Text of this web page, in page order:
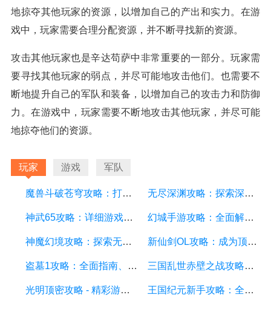
地掠夺其他玩家的资源，以增加自己的产出和实力。在游
戏中，玩家需要合理分配资源，并不断寻找新的资源。
攻击其他玩家也是辛达苟萨中非常重要的一部分。玩家需
要寻找其他玩家的弱点，并尽可能地攻击他们。也需要不
断地提升自己的军队和装备，以增加自己的攻击力和防御
力。在游戏中，玩家需要不断地攻击其他玩家，并尽可能
地掠夺他们的资源。
玩家 游戏 军队
魔兽斗破苍穹攻略：打造最强战队、掌握绝世神技 无尽深渊攻略：探索深渊的秘密，成为最强战士
神武65攻略：详细游戏攻略方面的描述 幻城手游攻略：全面解析游戏技巧、装备选择和副本攻略
神魔幻境攻略：探索无尽的魔幻世界，成为顶尖玩家 新仙剑OL攻略：成为顶级仙侠大侠的秘诀与技巧
盗墓1攻略：全面指南、秘籍和技巧 三国乱世赤壁之战攻略：详细游戏攻略方面的描述
光明顶密攻略 - 精彩游戏攻略分享，助你征服光明顶的挑战 王国纪元新手攻略：全面解析游戏基础、升级策略和资源管理